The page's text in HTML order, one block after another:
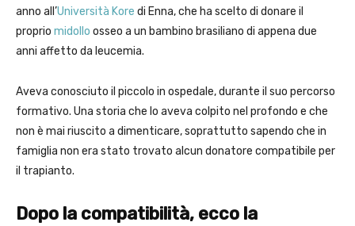
anno all’Università Kore di Enna, che ha scelto di donare il
proprio midollo osseo a un bambino brasiliano di appena due
anni affetto da leucemia.
Aveva conosciuto il piccolo in ospedale, durante il suo percorso
formativo. Una storia che lo aveva colpito nel profondo e che
non è mai riuscito a dimenticare, soprattutto sapendo che in
famiglia non era stato trovato alcun donatore compatibile per
il trapianto.
Dopo la compatibilità, ecco la